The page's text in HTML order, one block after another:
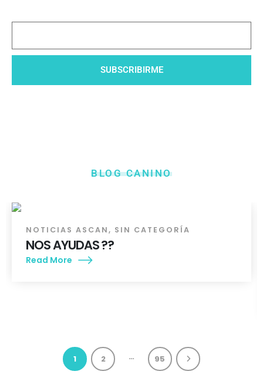
SUBSCRIBIRME
BLOG CANINO
NOTICIAS ASCAN, SIN CATEGORÍA
NOS AYUDAS ??
Read More
1 2 … 95